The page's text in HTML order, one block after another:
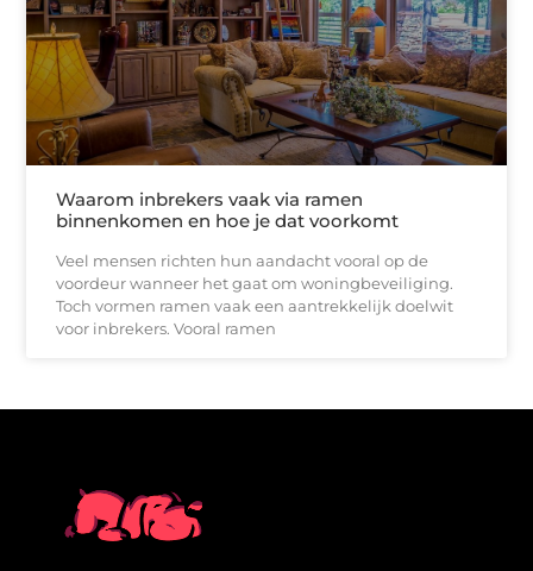
Waarom inbrekers vaak via ramen
binnenkomen en hoe je dat voorkomt
Veel mensen richten hun aandacht vooral op de
voordeur wanneer het gaat om woningbeveiliging.
Toch vormen ramen vaak een aantrekkelijk doelwit
voor inbrekers. Vooral ramen